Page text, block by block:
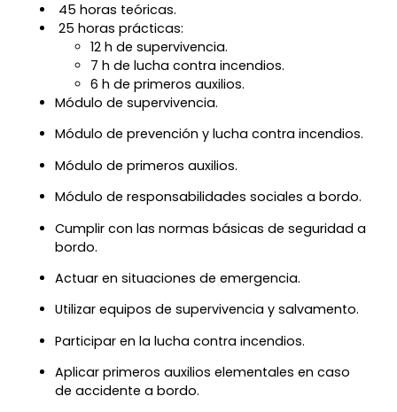
45 horas teóricas.
25 horas prácticas:
12 h de supervivencia.
7 h de lucha contra incendios.
6 h de primeros auxilios.
Módulo de supervivencia.
Módulo de prevención y lucha contra incendios.
Módulo de primeros auxilios.
Módulo de responsabilidades sociales a bordo.
Cumplir con las normas básicas de seguridad a
bordo.
Actuar en situaciones de emergencia.
Utilizar equipos de supervivencia y salvamento.
Participar en la lucha contra incendios.
Aplicar primeros auxilios elementales en caso
de accidente a bordo.